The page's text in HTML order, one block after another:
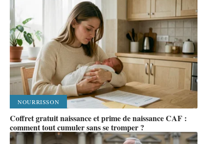
NOURRISSON
Coffret gratuit naissance et prime de naissance CAF :
comment tout cumuler sans se tromper ?